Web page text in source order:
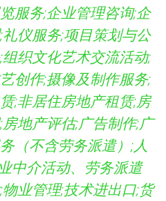
服务;企业管理咨询;企
仪服务;项目策划与公
织文化艺术交流活动;
创作;摄像及制作服务;
;非居住房地产租赁;房
地产评估;广告制作;广
（不含劳务派遣）;人
中介活动、劳务派遣
业管理;技术进出口;货